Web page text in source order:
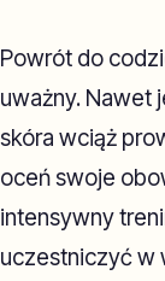
Powrót do
uważny. Nawet
skóra wciąż
oceń swoje
intensywny
uczestniczyć w